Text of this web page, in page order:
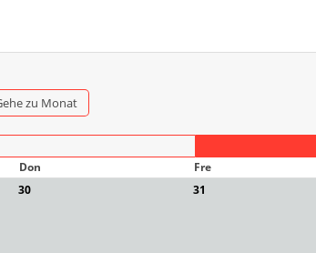
zu Monat
Don Fre
30 31